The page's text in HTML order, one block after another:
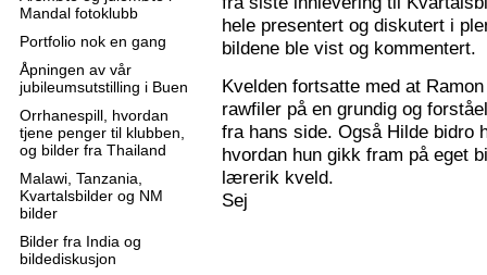
Mandal fotoklubb
Portfolio nok en gang
Åpningen av vår
jubileumsutstilling i Buen
Orrhanespill, hvordan
tjene penger til klubben,
og bilder fra Thailand
Malawi, Tanzania,
Kvartalsbilder og NM
bilder
Bilder fra India og
bildediskusjon
hele presentert og diskutert i
bildene ble vist og kommentert.
Kvelden fortsatte med at
rawfiler på en grundig og
fra hans side. Også Hilde bidro
hvordan hun gikk fram på eget
lærerik kveld.
Sej